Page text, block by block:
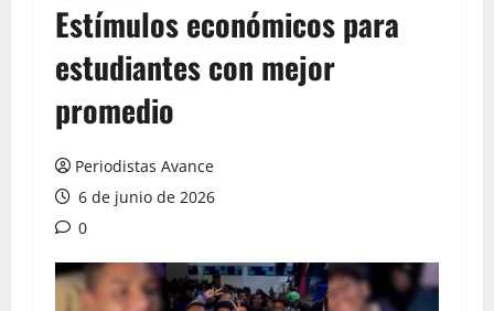
Estímulos económicos para
estudiantes con mejor
promedio
Periodistas Avance
6 de junio de 2026
0